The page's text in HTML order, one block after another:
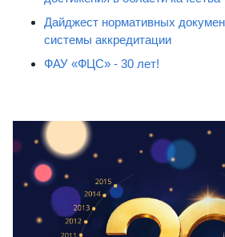
Дайджест нормативных
системы аккредитации
ФАУ «ФЦС» - 30 лет!